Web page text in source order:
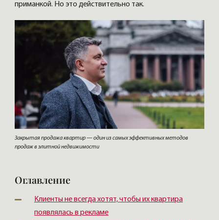
приманкой. Но это действительно так.
Закрытая продажа квартир — один из самых эффективных методов
продаж в элитной недвижимости
Оглавление
Клиенты не всегда хотят, чтобы их квартира
появлялась в рекламе